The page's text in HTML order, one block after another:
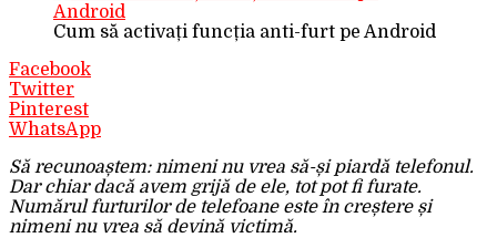
Cum să activați funcția anti-furt pe Android
Facebook
Twitter
Pinterest
WhatsApp
Să recunoaștem: nimeni nu vrea să-și piardă telefonul.
Dar chiar dacă avem grijă de ele, tot pot fi furate.
Numărul furturilor de telefoane este în creștere și
nimeni nu vrea să devină victimă.